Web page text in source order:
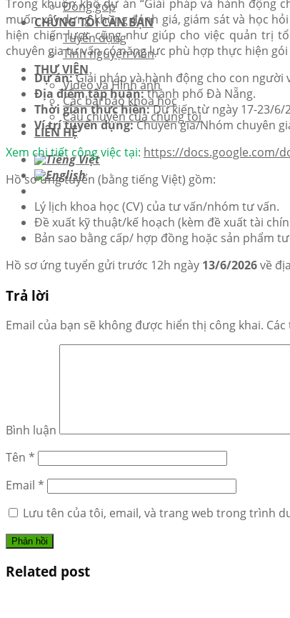
Đóng góp
CHÚNG TÔI CẦN BẠN
Tuyển dụng
Tình nguyện viên
THƯ VIỆN
Video và Hình ảnh
Các bài báo khoa học
Câu chuyện của chúng tôi
LIÊN HỆ
Trong khuôn khổ dự án “Giải pháp và hành động
muốn xây dựng khung đánh giá, giám sát và học
hiện chiến lược cũng như giúp cho việc quản trị
chuyên gia tư vấn có năng lực phù hợp thực hiện
Dự án:Giải pháp và hành động cho con người
Địa điểmtập huấn:thành phố Đà Nẵng.
Thời gian thực hiện:Dự kiến từ ngày 17-23/6/
Ví trí tuyển dụng:Chuyên gia/Nhóm chuyên
Xem chi tiết công việc tại: https://docs.google.com/
Hồ sơ ứng tuyển (bằng tiếng Việt) gồm:
Lý lịch khoa học (CV) của tư vấn/nhóm tư vấn.
Đề xuất kỹ thuật/kế hoạch (kèm đề xuất tài
Bản sao bằng cấp/ hợp đồng hoặc sản phẩm
Hồ sơ ứng tuyển gửi trước 12h ngày 13/6/2026về
Trả lời
Email của bạn sẽ không được hiển thị công khai.
Bình luận
Tên *
Email *
Lưu tên của tôi, email, và trang web trong trình
Related post